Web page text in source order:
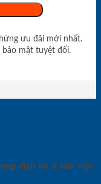
ưu đãi mới nhất.
mật tuyệt đối.
dịch vụ & làm việc